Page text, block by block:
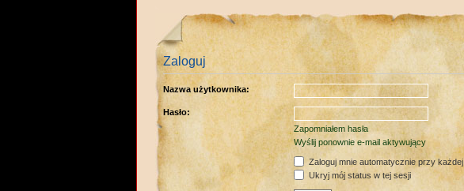
Zaloguj
Nazwa użytkownika:
Hasło:
Zapomniałem hasła
Wyślij ponownie e-mail aktywujący
Zaloguj mnie automatycznie przy
Ukryj mój status w tej sesji